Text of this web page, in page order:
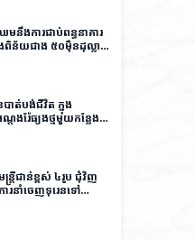
ងការជាប់ពន្ធនាគារ
ន័យជាង ៥០ម៉ឺនដុល្លារ
ធ្លាយវិញ្ញាសារប្រលង
ាត់បង់ជីវិត ក្នុង
ងរ៉ែធ្យូងថ្មមួយកន្លែង
ត្រីជាន់ខ្ពស់ ៤រូប ជុំវិញ
នាំចេញទុរេនទៅ